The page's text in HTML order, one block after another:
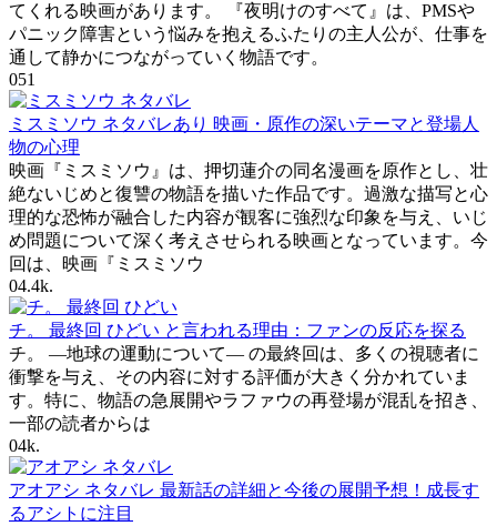
てくれる映画があります。 『夜明けのすべて』は、PMSや
パニック障害という悩みを抱えるふたりの主人公が、仕事を
通して静かにつながっていく物語です。
051
ミスミソウ ネタバレあり 映画・原作の深いテーマと登場人
物の心理
映画『ミスミソウ』は、押切蓮介の同名漫画を原作とし、壮
絶ないじめと復讐の物語を描いた作品です。過激な描写と心
理的な恐怖が融合した内容が観客に強烈な印象を与え、いじ
め問題について深く考えさせられる映画となっています。今
回は、映画『ミスミソウ
04.4k.
チ。 最終回 ひどい と言われる理由：ファンの反応を探る
チ。 ―地球の運動について― の最終回は、多くの視聴者に
衝撃を与え、その内容に対する評価が大きく分かれていま
す。特に、物語の急展開やラファウの再登場が混乱を招き、
一部の読者からは
04k.
アオアシ ネタバレ 最新話の詳細と今後の展開予想！成長す
るアシトに注目